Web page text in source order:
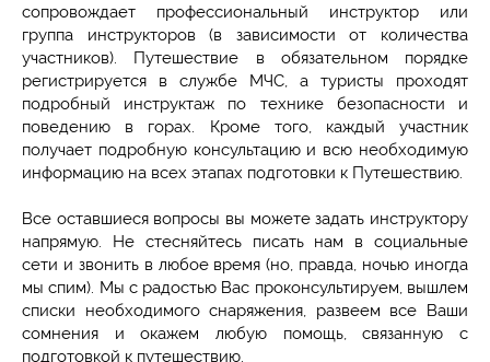
сопровождает профессиональный инструктор или
группа инструкторов (в зависимости от количества
участников). Путешествие в обязательном порядке
регистрируется в службе МЧС, а туристы проходят
подробный инструктаж по технике безопасности и
поведению в горах. Кроме того, каждый участник
получает подробную консультацию и всю необходимую
информацию на всех этапах подготовки к Путешествию.
Все оставшиеся вопросы вы можете задать инструктору
напрямую. Не стесняйтесь писать нам в социальные
сети и звонить в любое время (но, правда, ночью иногда
мы спим). Мы с радостью Вас проконсультируем, вышлем
списки необходимого снаряжения, развеем все Ваши
сомнения и окажем любую помощь, связанную с
подготовкой к путешествию.